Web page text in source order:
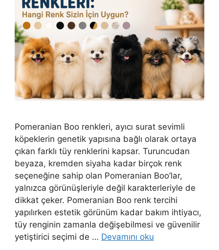
Pomeranian Boo renkleri, ayıcı surat sevimli
köpeklerin genetik yapısına bağlı olarak ortaya
çıkan farklı tüy renklerini kapsar. Turuncudan
beyaza, kremden siyaha kadar birçok renk
seçeneğine sahip olan Pomeranian Boo’lar,
yalnızca görünüşleriyle değil karakterleriyle de
dikkat çeker. Pomeranian Boo renk tercihi
yapılırken estetik görünüm kadar bakım ihtiyacı,
tüy renginin zamanla değişebilmesi ve güvenilir
yetiştirici seçimi de … Devamını oku